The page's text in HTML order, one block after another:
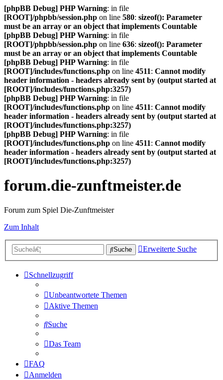
[phpBB Debug] PHP Warning: in file
[ROOT]/phpbb/session.php on line 580: sizeof(): Parameter
must be an array or an object that implements Countable
[phpBB Debug] PHP Warning: in file
[ROOT]/phpbb/session.php on line 636: sizeof(): Parameter
must be an array or an object that implements Countable
[phpBB Debug] PHP Warning: in file
[ROOT]/includes/functions.php on line 4511: Cannot modify
header information - headers already sent by (output started at
[ROOT]/includes/functions.php:3257)
[phpBB Debug] PHP Warning: in file
[ROOT]/includes/functions.php on line 4511: Cannot modify
header information - headers already sent by (output started at
[ROOT]/includes/functions.php:3257)
[phpBB Debug] PHP Warning: in file
[ROOT]/includes/functions.php on line 4511: Cannot modify
header information - headers already sent by (output started at
[ROOT]/includes/functions.php:3257)
forum.die-zunftmeister.de
Forum zum Spiel Die-Zunftmeister
Zum Inhalt
Suche Erweiterte Suche
Schnellzugriff
Unbeantwortete Themen
Aktive Themen
Suche
Das Team
FAQ
Anmelden